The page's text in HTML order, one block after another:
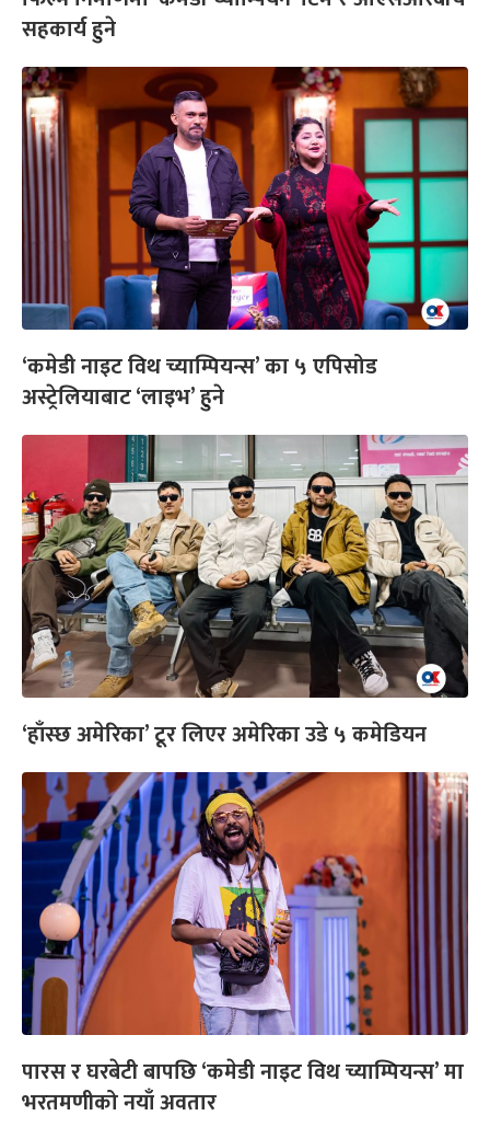
सहकार्य हुने
‘कमेडी नाइट विथ च्याम्पियन्स’ का ५ एपिसोड
अस्ट्रेलियाबाट ‘लाइभ’ हुने
‘हाँस्छ अमेरिका’ टूर लिएर अमेरिका उडे ५ कमेडियन
पारस र घरबेटी बापछि ‘कमेडी नाइट विथ च्याम्पियन्स’ मा
भरतमणीको नयाँ अवतार